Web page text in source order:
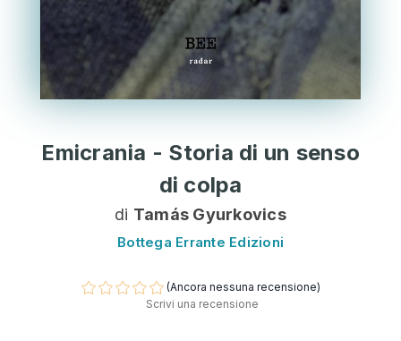
Emicrania - Storia di un senso
di colpa
di Tamás Gyurkovics
Bottega Errante Edizioni
(Ancora nessuna recensione)
Scrivi una recensione